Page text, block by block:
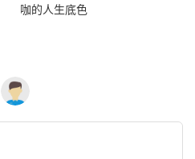
咖的人生底色